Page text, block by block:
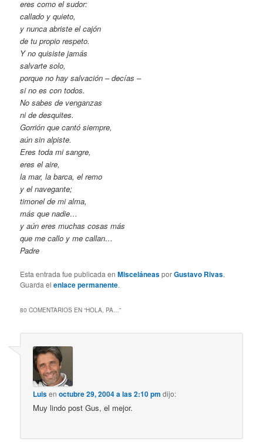
eres como el sudor:
callado y quieto,
y nunca abriste el cajón
de tu propio respeto.
Y no quisiste jamás
salvarte solo,
porque no hay salvación – decías –
si no es con todos.
No sabes de venganzas
ni de desquites.
Gorrión que cantó siempre,
aún sin alpiste.
Eres toda mi sangre,
eres el aire,
la mar, la barca, el remo
y el navegante;
timonel de mi alma,
más que nadie…
y aún eres muchas cosas más
que me callo y me callan…
Padre
Esta entrada fue publicada enMisceláneasporGustavo Rivas.
Guarda elenlace permanente.
80 COMENTARIOS EN “HOLA, PA…”
Luisenoctubre 29, 2004 a las 2:10 pm dijo:
Muy lindo post Gus, el mejor.